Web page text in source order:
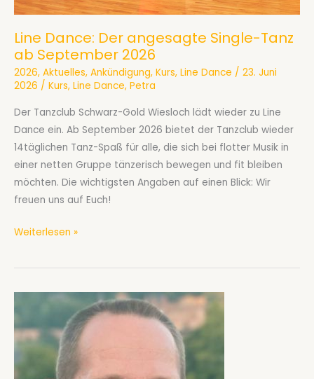
Line Dance: Der angesagte Single-Tanz
ab September 2026
2026, Aktuelles, Ankündigung, Kurs, Line Dance / 23. Juni
2026 / Kurs, Line Dance, Petra
Der Tanzclub Schwarz-Gold Wiesloch lädt wieder zu Line
Dance ein. Ab September 2026 bietet der Tanzclub wieder
14täglichen Tanz-Spaß für alle, die sich bei flotter Musik in
einer netten Gruppe tänzerisch bewegen und fit bleiben
möchten. Die wichtigsten Angaben auf einen Blick: Wir
freuen uns auf Euch!
Line
Der
ab
September
2026
Weiterlesen »